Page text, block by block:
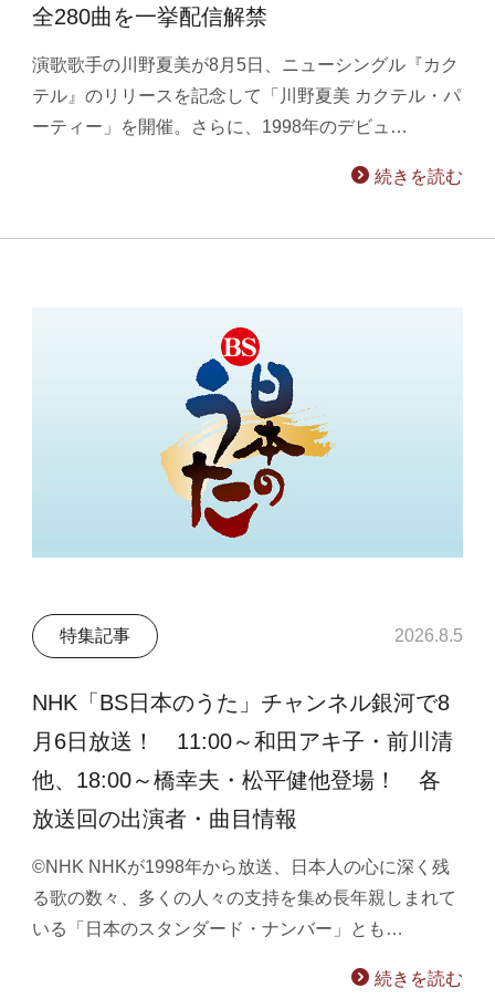
全280曲を一挙配信解禁
演歌歌手の川野夏美が8月5日、ニューシングル『カク
テル』のリリースを記念して「川野夏美 カクテル・パ
ーティー」を開催。さらに、1998年のデビュ…
続きを読む
特集記事 2026.8.5
NHK「BS日本のうた」チャンネル銀河で8
月6日放送！ 11:00～和田アキ子・前川清
他、18:00～橋幸夫・松平健他登場！ 各
放送回の出演者・曲目情報
©NHK NHKが1998年から放送、日本人の心に深く残
る歌の数々、多くの人々の支持を集め長年親しまれて
いる「日本のスタンダード・ナンバー」とも…
続きを読む